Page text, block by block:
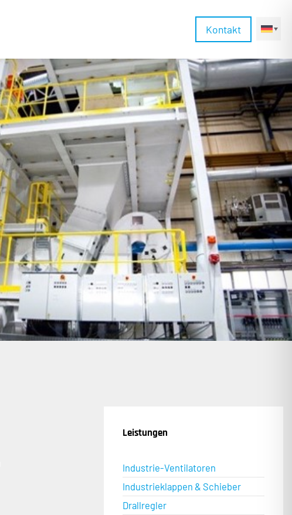
Kontakt
Leistungen
Industrie-Ventilatoren
Industrieklappen & Schieber
Drallregler